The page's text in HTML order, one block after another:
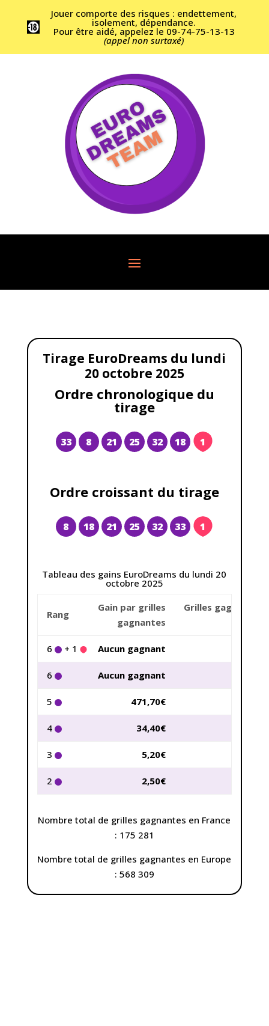
Jouer comporte des risques : endettement,
isolement, dépendance.
Pour être aidé, appelez le 09-74-75-13-13
(appel non surtaxé)
Tirage EuroDreams du lundi
20 octobre 2025
Ordre chronologique du
tirage
33 8 21 25 32 18 1
Ordre croissant du tirage
8 18 21 25 32 33 1
Tableau des gains EuroDreams du lundi 20
octobre 2025
Rang
Gain par grilles
gagnantes
Grilles gagnantes
6 + 1 Aucun gagnant
6 Aucun gagnant
5 471,70€
4 34,40€
3 5,20€
2 2,50€
Nombre total de grilles gagnantes en France
: 175 281
Nombre total de grilles gagnantes en Europe
: 568 309